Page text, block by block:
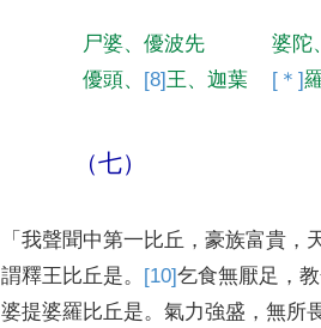
尸婆、優波先 婆陀
優頭、 [8]王、迦葉 [＊]
（七）
「我聲聞中第一比丘 ，豪族富貴 ，
謂釋王比丘是。 [10]乞食無厭足 ，
婆提婆羅比丘是。氣力強盛 ，無所